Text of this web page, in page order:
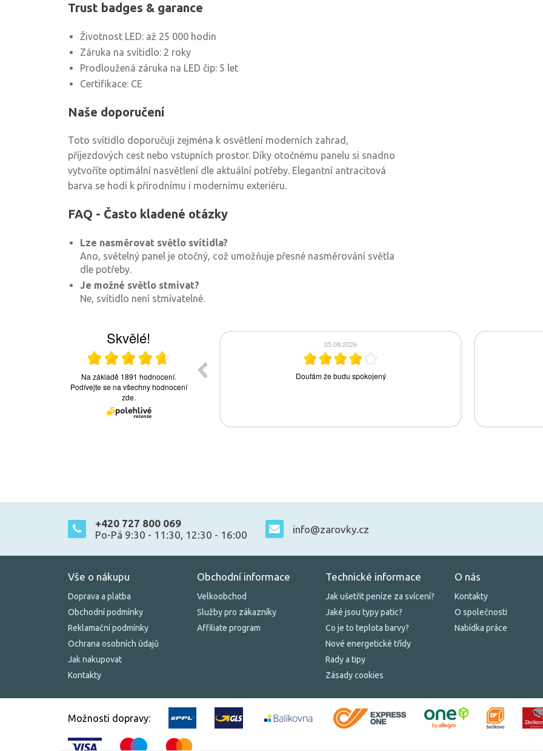
Trust badges & garance
Životnost LED: až 25 000 hodin
Záruka na svítidlo: 2 roky
Prodloužená záruka na LED čip: 5 let
Certifikace: CE
Naše doporučení
Toto svítidlo doporučuji zejména k osvětlení moderních zahrad,
příjezdových cest nebo vstupních prostor. Díky otočnému panelu si snadno
vytvoříte optimální nasvětlení dle aktuální potřeby. Elegantní antracitová
barva se hodí k přírodnímu i modernímu exteriéru.
FAQ - Často kladené otázky
Lze nasměrovat světlo svítidla?
Ano, světelný panel je otočný, což umožňuje přesné nasměrování světla
dle potřeby.
Je možné světlo stmívat?
Ne, svítidlo není stmívatelné.
+420 727 800 069
Po-Pá 9:30 - 11:30, 12:30 - 16:00
info@zarovky.cz
Vše o nákupu
Doprava a platba
Obchodní podmínky
Reklamační podmínky
Ochrana osobních údajů
Jak nakupovat
Kontakty
Obchodní informace
Velkoobchod
Služby pro zákazníky
Affiliate program
Technické informace
Jak ušetřit peníze za svícení?
Jaké jsou typy patic?
Co je to teplota barvy?
Nové energetické třídy
Rady a tipy
Zásady cookies
O nás
Kontakty
O společnosti
Nabídka práce
Možnosti dopravy: